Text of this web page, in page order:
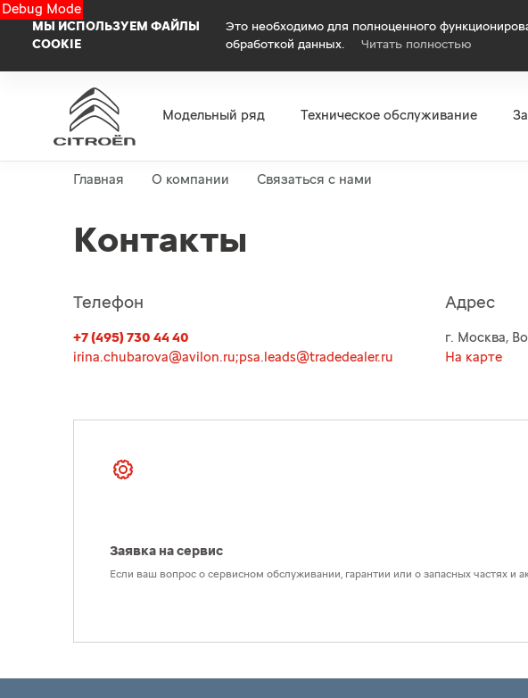
Debug Mode
МЫ ИСПОЛЬЗУЕМ ФАЙЛЫ
COOKIE
Это необходимо для полноценного
обработкой данных.
Читать полностью
Модельный ряд Техническое обслуживание
Главная О компании Связаться с нами
Контакты
Телефон
+7 (495) 730 44 40
irina.chubarova@avilon.ru;psa.leads@tradedealer.ru
Адрес
г. Москва,
На карте
Заявка на сервис
Если ваш вопрос о сервисном обслуживании, гарантии или о запасных частях и